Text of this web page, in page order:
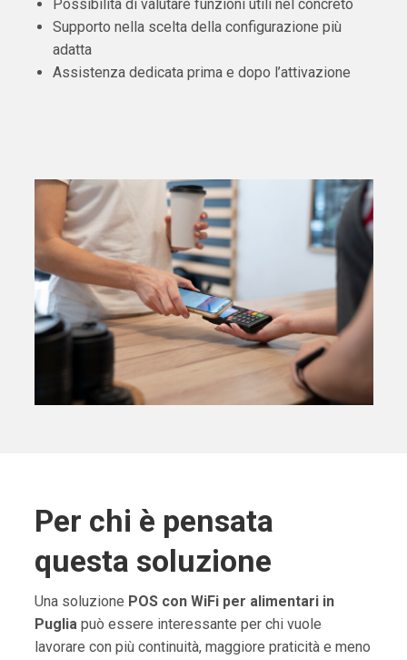
Possibilità di valutare funzioni utili nel concreto
Supporto nella scelta della configurazione più
adatta
Assistenza dedicata prima e dopo l’attivazione
Per chi è pensata
questa soluzione
Una soluzione POS con WiFi per alimentari in
Pugliapuò essere interessante per chi vuole
lavorare con più continuità, maggiore praticità e meno